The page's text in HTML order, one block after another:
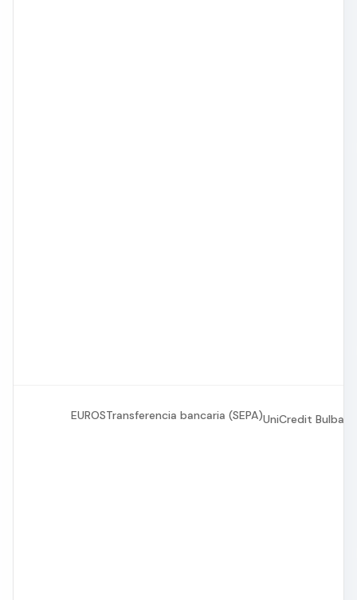
EUROSTransferencia bancaria (SEPA)UniCredit